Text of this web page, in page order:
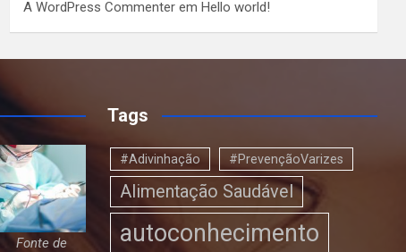
A WordPress Commenter emHello world!
Fonte de
Tags
#Adivinhação #PrevençãoVarizes
Alimentação Saudável
autoconhecimento